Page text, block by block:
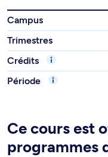
Campus
Trimestres
Crédits
Période
Ce cours est
programmes